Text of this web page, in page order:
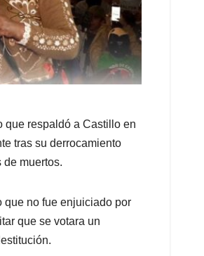
que respaldó a Castillo en
tras su derrocamiento
muertos.
que no fue enjuiciado por
que se votara un